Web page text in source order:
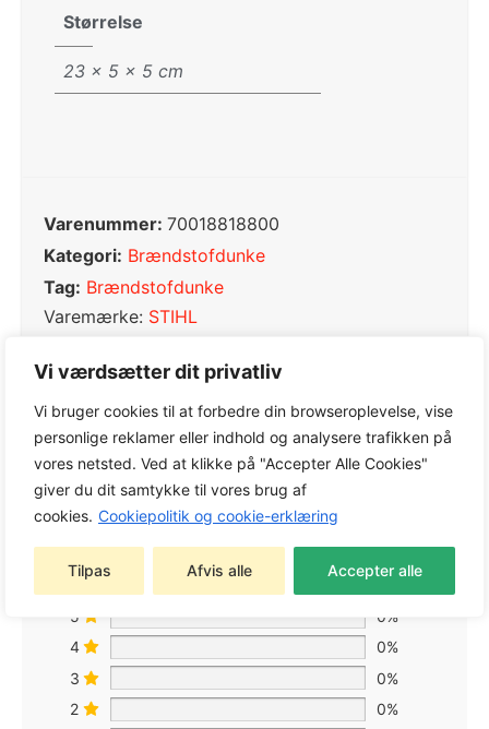
Vi værdsætter dit privatliv
Vi bruger cookies til at forbedre din browseroplevelse, vise
personlige reklamer eller indhold og analysere trafikken på
vores netsted. Ved at klikke på "Accepter Alle Cookies"
giver du dit samtykke til vores brug af
cookies. Cookiepolitik og cookie-erklæring
Tilpas Afvis alle Accepter alle
Størrelse
23 × 5 × 5 cm
Varenummer: 70018818800
Kategori: Brændstofdunke
Tag: Brændstofdunke
Varemærke: STIHL
0,0
Baseret på 0 anmeldelser
5
0%
4
0%
3
0%
2
0%